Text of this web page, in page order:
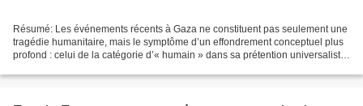
Résumé: Les événements récents à Gaza ne constituent pas seulement une
tragédie humanitaire, mais le symptôme d’un effondrement conceptuel plus
profond : celui de la catégorie d’« humain » dans sa prétention universaliste